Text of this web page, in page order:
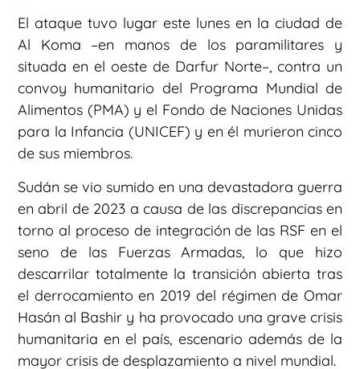
El ataque tuvo lugar este lunes en la ciudad de
Al Koma –en manos de los paramilitares y
situada en el oeste de Darfur Norte–, contra un
convoy humanitario del Programa Mundial de
Alimentos (PMA) y el Fondo de Naciones Unidas
para la Infancia (UNICEF) y en él murieron cinco
de sus miembros.
Sudán se vio sumido en una devastadora guerra
en abril de 2023 a causa de las discrepancias en
torno al proceso de integración de las RSF en el
seno de las Fuerzas Armadas, lo que hizo
descarrilar totalmente la transición abierta tras
el derrocamiento en 2019 del régimen de Omar
Hasán al Bashir y ha provocado una grave crisis
humanitaria en el país, escenario además de la
mayor crisis de desplazamiento a nivel mundial.